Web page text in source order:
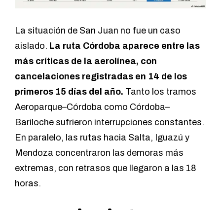
La situación de San Juan no fue un caso
aislado. La ruta Córdoba aparece entre las
más críticas de la aerolínea, con
cancelaciones registradas en 14 de los
primeros 15 días del año. Tanto los tramos
Aeroparque–Córdoba como Córdoba–
Bariloche sufrieron interrupciones constantes.
En paralelo, las rutas hacia Salta, Iguazú y
Mendoza concentraron las demoras más
extremas, con retrasos que llegaron a las 18
horas.